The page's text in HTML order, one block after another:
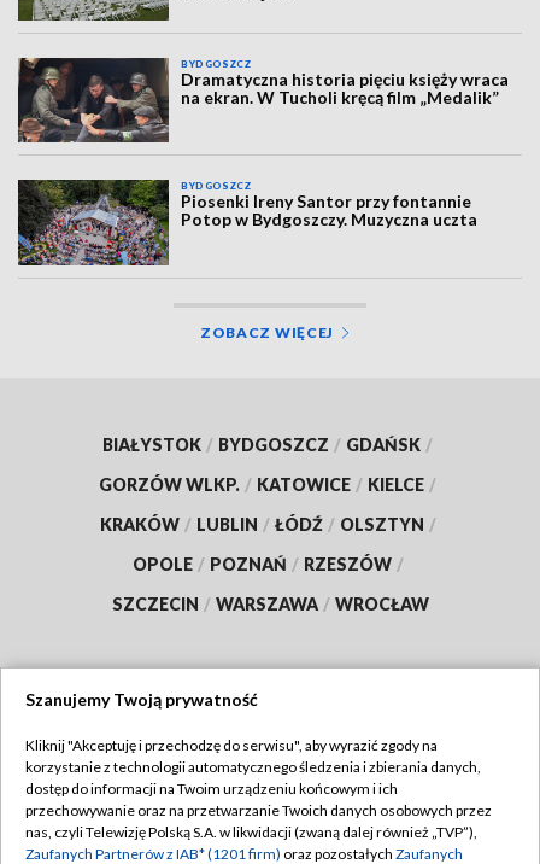
BYDGOSZCZ
Dramatyczna historia pięciu księży wraca
na ekran. W Tucholi kręcą film „Medalik”
BYDGOSZCZ
Piosenki Ireny Santor przy fontannie
Potop w Bydgoszczy. Muzyczna uczta
ZOBACZ WIĘCEJ
BIAŁYSTOK / BYDGOSZCZ / GDAŃSK /
GORZÓW WLKP. / KATOWICE / KIELCE /
KRAKÓW / LUBLIN / ŁÓDŹ / OLSZTYN /
OPOLE / POZNAŃ / RZESZÓW /
SZCZECIN / WARSZAWA / WROCŁAW
TVP
Abonament TVP
Emisja w TVP
Regulamin TVP
Polityka prywatności
Szanujemy Twoją prywatność
Kliknij "Akceptuję i przechodzę do serwisu", aby wyrazić zgody na
korzystanie z technologii automatycznego śledzenia i zbierania danych,
dostęp do informacji na Twoim urządzeniu końcowym i ich
przechowywanie oraz na przetwarzanie Twoich danych osobowych przez
nas, czyli Telewizję Polską S.A. w likwidacji (zwaną dalej również „TVP”),
Zaufanych Partnerów z IAB* (1201 firm) oraz pozostałych Zaufanych